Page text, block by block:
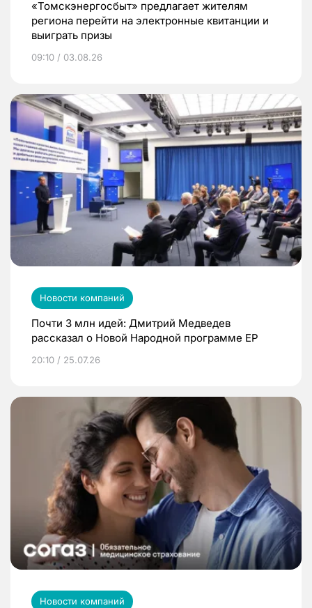
«Томскэнергосбыт» предлагает жителям
региона перейти на электронные квитанции и
выиграть призы
09:10 / 03.08.26
Новости компаний
Почти 3 млн идей: Дмитрий Медведев
рассказал о Новой Народной программе ЕР
20:10 / 25.07.26
Новости компаний